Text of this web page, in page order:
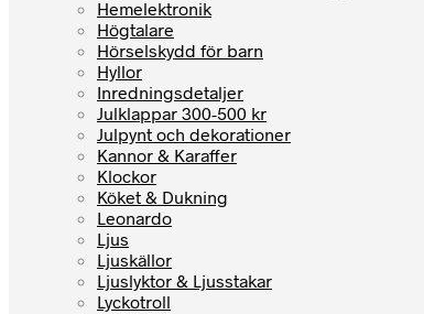
Hemelektronik
Högtalare
Hörselskydd för barn
Hyllor
Inredningsdetaljer
Julklappar 300-500 kr
Julpynt och dekorationer
Kannor & Karaffer
Klockor
Köket & Dukning
Leonardo
Ljus
Ljuskällor
Ljuslyktor & Ljusstakar
Lyckotroll